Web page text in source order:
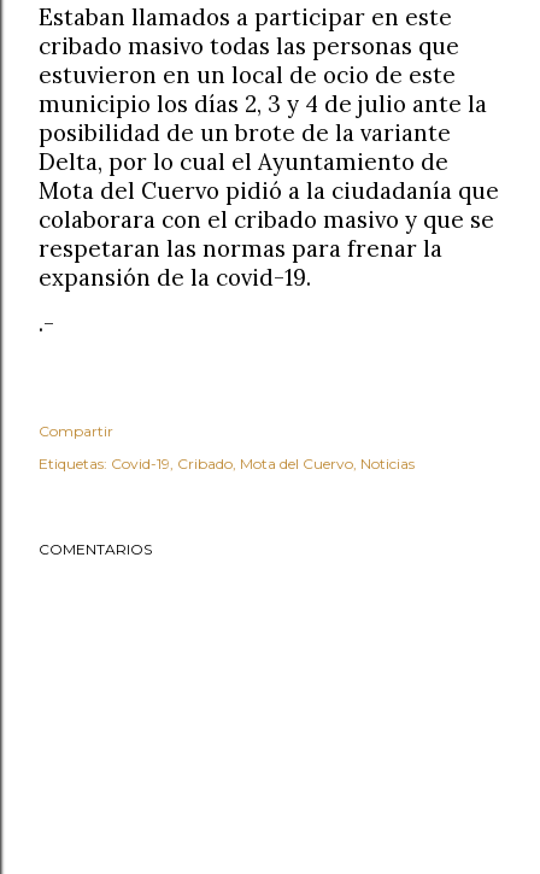
Estaban llamados a participar en este
cribado masivo todas las personas que
estuvieron en un local de ocio de este
municipio los días 2, 3 y 4 de julio ante la
posibilidad de un brote de la variante
Delta, por lo cual el Ayuntamiento de
Mota del Cuervo pidió a la ciudadanía que
colaborara con el cribado masivo y que se
respetaran las normas para frenar la
expansión de la covid-19.
.-
Compartir
Etiquetas: Covid-19 Cribado Mota del Cuervo Noticias
COMENTARIOS